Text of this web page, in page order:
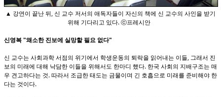
▲ 강연이 끝난 뒤, 신 교수 저서의 애독자들이 자신의 책에 신 교수의 사인을 받기
위해 기다리고 있다. ⓒ프레시안
신영복 "왜소한 진보에 실망할 필요 없다"
신 교수는 사회과학 서점의 위기에서 학생운동의 퇴락을 읽어내는 이들, 그래서 진
보의 미래에 대해 낙담한 이들을 위해서도 한마디 했다. 한국 사회의 지배구조는 매
우 견고하다는 것. 따라서 조급한 태도는 금물이며 긴 호흡으로 미래를 준비해야 한
다는 것이다.